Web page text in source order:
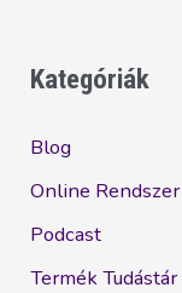
Kategóriák
Blog
Online Rendszer
Podcast
Termék Tudástár